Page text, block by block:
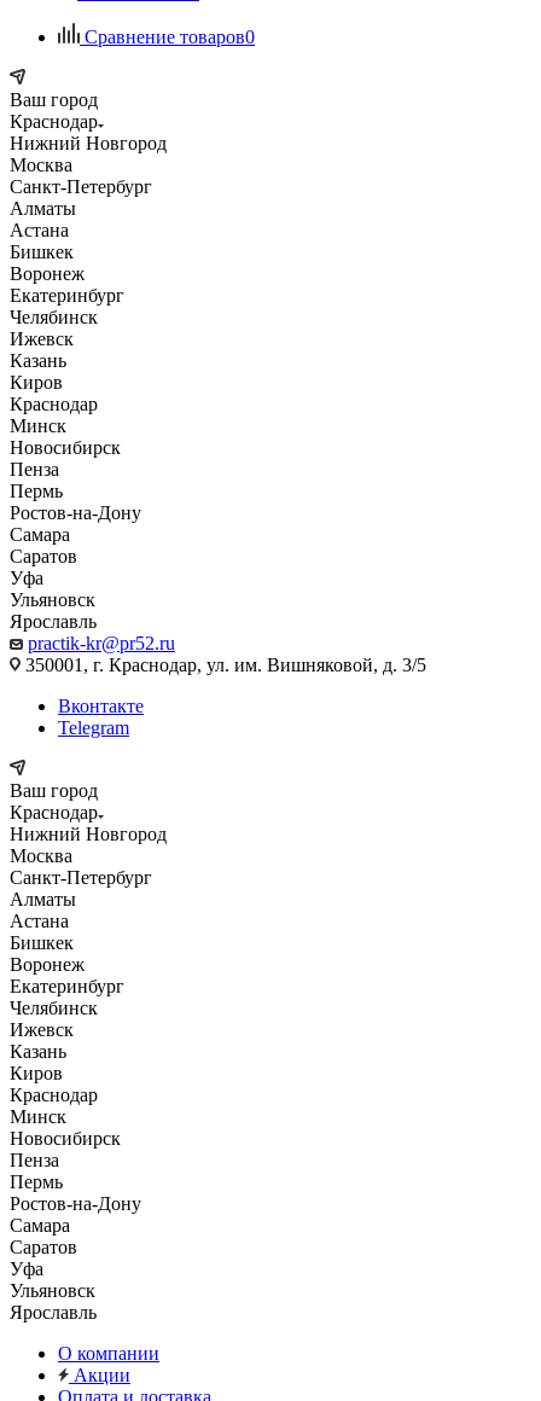
Сравнение товаров0
Ваш город
Краснодар
Нижний Новгород
Москва
Санкт-Петербург
Алматы
Астана
Бишкек
Воронеж
Екатеринбург
Челябинск
Ижевск
Казань
Киров
Краснодар
Минск
Новосибирск
Пенза
Пермь
Ростов-на-Дону
Самара
Саратов
Уфа
Ульяновск
Ярославль
practik-kr@pr52.ru
350001, г. Краснодар, ул. им. Вишняковой, д. 3/5
Вконтакте
Telegram
Ваш город
Краснодар
Нижний Новгород
Москва
Санкт-Петербург
Алматы
Астана
Бишкек
Воронеж
Екатеринбург
Челябинск
Ижевск
Казань
Киров
Краснодар
Минск
Новосибирск
Пенза
Пермь
Ростов-на-Дону
Самара
Саратов
Уфа
Ульяновск
Ярославль
О компании
Акции
Оплата и доставка